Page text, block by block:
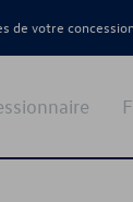
de votre